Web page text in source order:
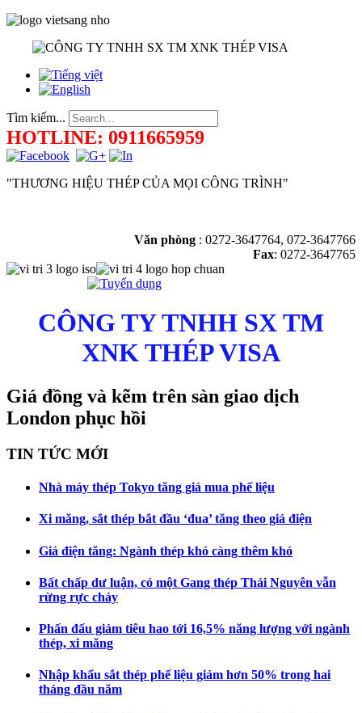
Tìm kiếm...
HOTLINE: 0911665959
"THƯƠNG HIỆU THÉP CỦA MỌI CÔNG TRÌNH"
Văn phòng : 0272-3647764, 072-3647766
Fax: 0272-3647765
CÔNG TY TNHH SX TM
XNK THÉP VISA
Giá đồng và kẽm trên sàn giao dịch
London phục hồi
TIN TỨC MỚI
Nhà máy thép Tokyo tăng giá mua phế liệu
Xi măng, sắt thép bắt đầu ‘đua’ tăng theo giá điện
Giá điện tăng: Ngành thép khó càng thêm khó
Bất chấp dư luận, có một Gang thép Thái Nguyên vẫn
rừng rực cháy
Phấn đấu giảm tiêu hao tới 16,5% năng lượng với ngành
thép, xi măng
Nhập khẩu sắt thép phế liệu giảm hơn 50% trong hai
tháng đầu năm